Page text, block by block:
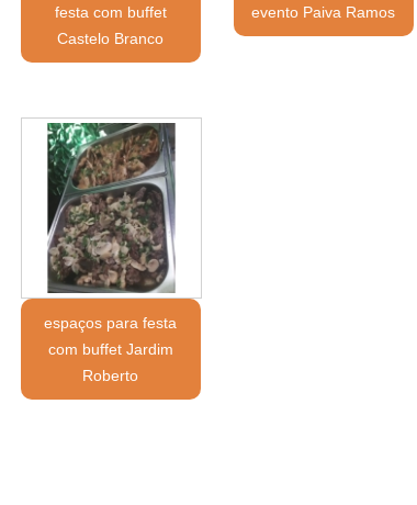
festa com buffet
Castelo Branco
evento Paiva Ramos
espaços para festa
com buffet Jardim
Roberto